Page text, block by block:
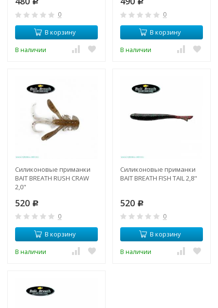
Р
0
В корзину
В наличии
Р
0
В корзину
В наличии
Силиконовые приманки
BAIT BREATH RUSH CRAW
2,0"
520 Р
0
В корзину
В наличии
Силиконовые приманки
BAIT BREATH FISH TAIL 2,8"
520 Р
0
В корзину
В наличии